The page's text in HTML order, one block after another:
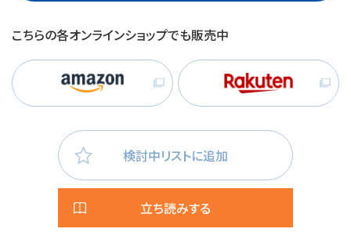
こちらの各オンラインショップでも販売中
検討中リストに追加
立ち読みする